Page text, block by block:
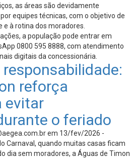
as áreas são devidamente
equipes técnicas, com o objetivo de
à rotina dos moradores.
a população pode entrar em
0800 595 8888, com atendimento
digitais da concessionária.
reforça
evitar
o feriado
em 13/fev/2026 -
Carnaval, quando muitas casas ficam
dia sem moradores, a Águas de Timon